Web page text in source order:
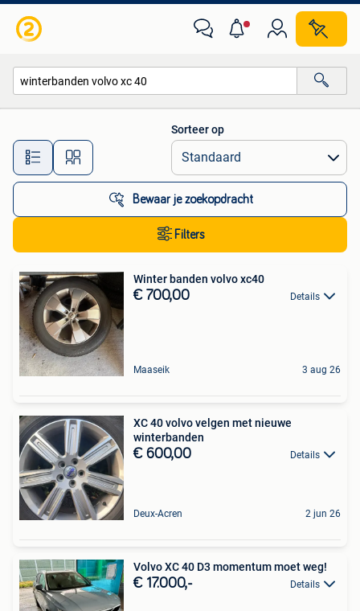
Alle afstanden…
Sorteer op
Bewaar je zoekopdracht
Filters
Winter banden volvo xc40
€ 700,00 Details
Maaseik 3 aug 26
XC 40 volvo velgen met nieuwe
winterbanden
€ 600,00 Details
Deux-Acren 2 jun 26
Volvo XC 40 D3 momentum moet weg!
€ 17.000,- Details